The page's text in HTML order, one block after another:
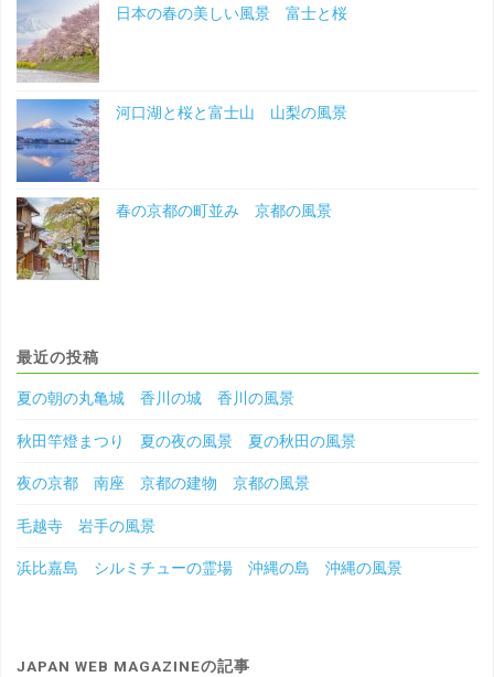
日本の春の美しい風景 富士と桜
河口湖と桜と富士山 山梨の風景
春の京都の町並み 京都の風景
最近の投稿
夏の朝の丸亀城 香川の城 香川の風景
秋田竿燈まつり 夏の夜の風景 夏の秋田の風景
夜の京都 南座 京都の建物 京都の風景
毛越寺 岩手の風景
浜比嘉島 シルミチューの霊場 沖縄の島 沖縄の風景
JAPAN WEB MAGAZINEの記事